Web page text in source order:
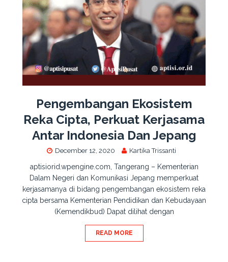
Pengembangan Ekosistem
Reka Cipta, Perkuat Kerjasama
Antar Indonesia Dan Jepang
December 12, 2020 Kartika Trissanti
aptisiorid.wpengine.com, Tangerang – Kementerian
Dalam Negeri dan Komunikasi Jepang memperkuat
kerjasamanya di bidang pengembangan ekosistem reka
cipta bersama Kementerian Pendidikan dan Kebudayaan
(Kemendikbud) Dapat dilihat dengan
READ MORE